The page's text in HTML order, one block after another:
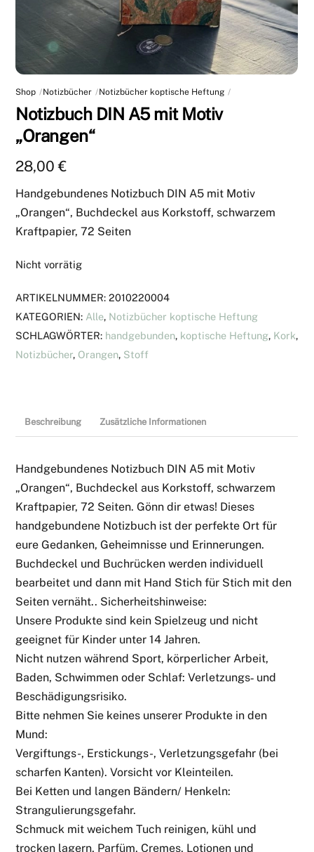
Shop Notizbücher Notizbücher koptische Heftung
Notizbuch DIN A5 mit Motiv
„Orangen“
28,00€
Handgebundenes Notizbuch DIN A5 mit Motiv
„Orangen“, Buchdeckel aus Korkstoff, schwarzem
Kraftpapier, 72 Seiten
Nicht vorrätig
ARTIKELNUMMER:2010220004
KATEGORIEN: Alle, Notizbücher koptische Heftung
SCHLAGWÖRTER: handgebunden, koptische Heftung, Kork,
Notizbücher, Orangen, Stoff
Beschreibung Zusätzliche Informationen
Handgebundenes Notizbuch DIN A5 mit Motiv
„Orangen“, Buchdeckel aus Korkstoff, schwarzem
Kraftpapier, 72 Seiten. Gönn dir etwas! Dieses
handgebundene Notizbuch ist der perfekte Ort für
eure Gedanken, Geheimnisse und Erinnerungen.
Buchdeckel und Buchrücken werden individuell
bearbeitet und dann mit Hand Stich für Stich mit den
Seiten vernäht.. Sicherheitshinweise:
Unsere Produkte sind kein Spielzeug und nicht
geeignet für Kinder unter 14 Jahren.
Nicht nutzen während Sport, körperlicher Arbeit,
Baden, Schwimmen oder Schlaf: Verletzungs‑ und
Beschädigungsrisiko.
Bitte nehmen Sie keines unserer Produkte in den
Mund:
Vergiftungs-, Erstickungs-, Verletzungsgefahr (bei
scharfen Kanten). Vorsicht vor Kleinteilen.
Bei Ketten und langen Bändern/ Henkeln:
Strangulierungsgefahr.
Schmuck mit weichem Tuch reinigen, kühl und
trocken lagern, Parfüm, Cremes, Lotionen und